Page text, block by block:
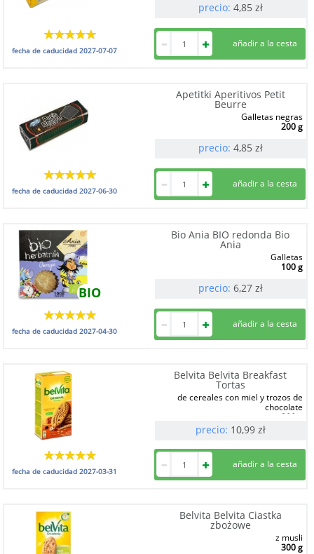
precio: 4,85 zł
fecha de caducidad2027-07-07
Apetitki Aperitivos Petit
Beurre
Galletas negras
200 g
precio: 4,85 zł
fecha de caducidad2027-06-30
Bio Ania BIO redonda Bio
Ania
BIO
Galletas
100 g
precio: 6,27 zł
fecha de caducidad2027-04-30
Belvita Belvita Breakfast
Tortas
de cereales con miel y trozos de
chocolate
300 g
precio: 10,99 zł
fecha de caducidad2027-03-31
Belvita Belvita Ciastka
zbożowe
z musli
300 g